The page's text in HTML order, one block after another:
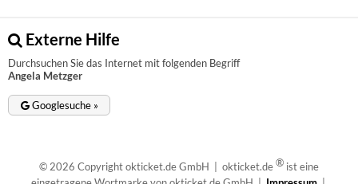
Externe Hilfe
Durchsuchen Sie das Internet mit folgenden Begriff
Angela Metzger
Googlesuche »
© 2026 Copyright okticket.de GmbH | okticket.de® ist eine